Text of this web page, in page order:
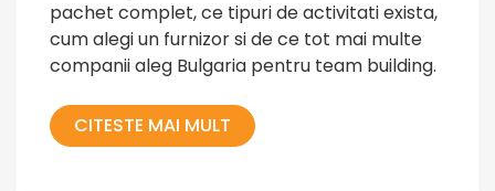
pachet complet, ce tipuri de activitati exista,
cum alegi un furnizor si de ce tot mai multe
companii aleg Bulgaria pentru team building.
CITESTE MAI MULT